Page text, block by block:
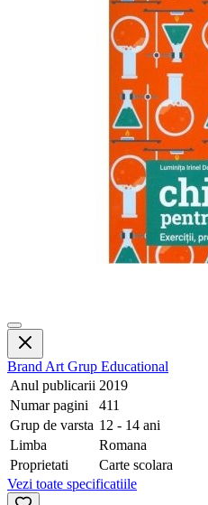
Brand Art Grup Educational
Anul publicarii 2019
Numar pagini
411
Grup de varsta 12 - 14 ani
Limba
Romana
Proprietati
Carte scolara
Vezi toate specificatiile